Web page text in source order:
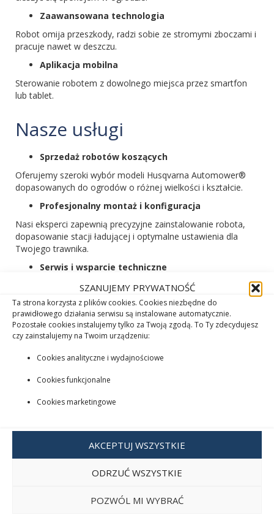
SZANUJEMY PRYWATNOŚĆ
Ta strona korzysta z plików cookies. Cookies niezbędne do
prawidłowego działania serwisu są instalowane automatycznie.
Pozostałe cookies instalujemy tylko za Twoją zgodą. To Ty zdecydujesz
czy zainstalujemy na Twoim urządzeniu:
Cookies analityczne i wydajnościowe
Cookies funkcjonalne
Cookies marketingowe
AKCEPTUJ WSZYSTKIE
ODRZUĆ WSZYSTKIE
POZWÓL MI WYBRAĆ
Zaawansowana technologia
Robot omija przeszkody, radzi sobie ze stromymi zboczami i
pracuje nawet w deszczu.
Aplikacja mobilna
Sterowanie robotem z dowolnego miejsca przez smartfon
lub tablet.
Nasze usługi
Sprzedaż robotów koszących
Oferujemy szeroki wybór modeli Husqvarna Automower®
dopasowanych do ogrodów o różnej wielkości i kształcie.
Profesjonalny montaż i konfiguracja
Nasi eksperci zapewnią precyzyjne zainstalowanie robota,
dopasowanie stacji ładującej i optymalne ustawienia dla
Twojego trawnika.
Serwis i wsparcie techniczne
Zapewniamy pełne wsparcie posprzedażowe, serwis
gwarancyjny i pogwarancyjny oraz doradztwo w zakresie
obsługi.
OFERTA ROBOTÓW
KOSZĄCYCH